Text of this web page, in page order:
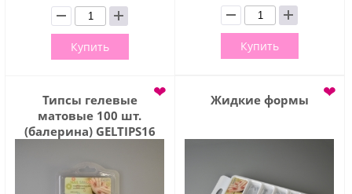
Купить Купить
Типсы гелевые
матовые 100 шт.
(балерина) GELTIPS16
❤ Жидкие формы ❤